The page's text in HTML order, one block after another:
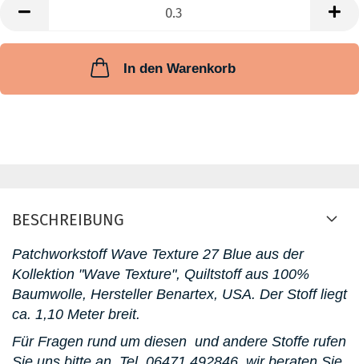
In den Warenkorb
BESCHREIBUNG
Patchworkstoff Wave Texture 27 Blue aus der
Kollektion "Wave Texture", Quiltstoff aus 100%
Baumwolle, Hersteller Benartex, USA. Der Stoff liegt
ca. 1,10 Meter breit.
Für Fragen rund um diesen und andere Stoffe rufen